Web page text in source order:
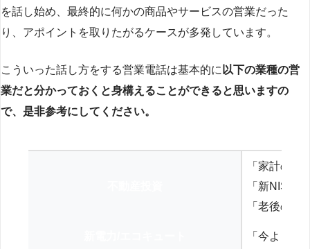
を話し始め、最終的に何かの商品やサービスの営業だった
り、アポイントを取りたがるケースが多発しています。
こういった話し方をする営業電話は基本的に 以下の業種の営
業だと分かっておくと身構えることができると思いますの
で、是非参考にしてください。
「家計の見
「新NISA
「老後の
「今より